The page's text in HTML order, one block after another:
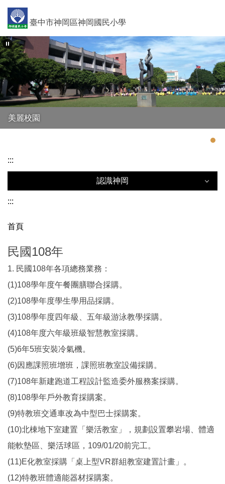
跳
到
要
內
容
區
臺中市神岡區神岡國民小學
美麗校園
:::
認識神岡
學校概況
神小大事紀
交通位置
本校學區
校刊-神岡心橋
:::
首頁
民國108年
1. 民國108年各項總務業務：
(1)108學年度午餐團膳聯合採購。
(2)108學年度學生學用品採購。
(3)108學年度四年級、五年級游泳教學採購。
(4)108年度六年級班級智慧教室採購。
(5)6年5班安裝冷氣機。
(6)因應課照班增班，課照班教室設備採購。
(7)108年新建跑道工程設計監造委外服務案採購。
(8)108學年戶外教育採購案。
(9)特教班交通車改為中型巴士採購案。
(10)北棟地下室建置「樂活教室」，規劃設置攀岩場、體適
能軟墊區、樂活球區，109/01/20前完工。
(11)E化教室採購「桌上型VR群組教室建置計畫」。
(12)特教班體適能器材採購案。